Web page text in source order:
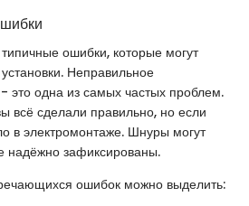
ошибки, которые могут
Неправильное
это одна из самых частых проблем.
всё сделали правильно, но если
в электромонтаже. Шнуры могут
надёжно зафиксированы.
ошибок можно выделить: